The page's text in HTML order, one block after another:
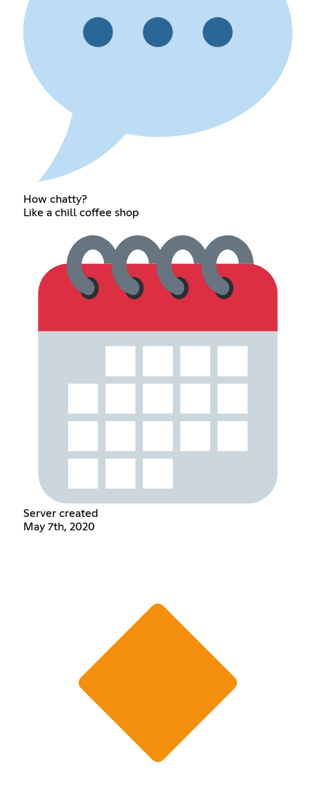
How chatty?
Like a chill coffee shop
Server created
May 7th, 2020